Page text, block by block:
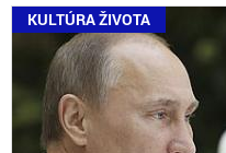
KULTÚRA ŽIVOTA